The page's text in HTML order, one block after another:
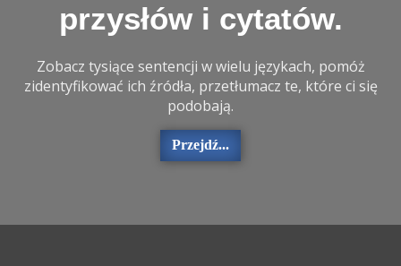
przysłów i cytatów.
Zobacz tysiące sentencji w wielu językach, pomóż
zidentyfikować ich źródła, przetłumacz te, które ci się
podobają.
Przejdź...